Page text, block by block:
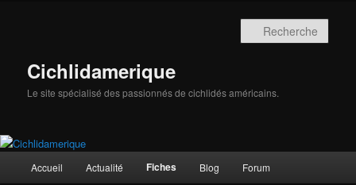
Cichlidamerique
Le site spécialisé des passionnés de cichlidés américains.
principal
Accueil Actualité Fiches Blog Forum